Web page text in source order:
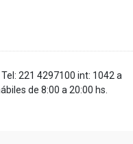
Tel: 221 4297100 int: 1042 a
de 8:00 a 20:00 hs.